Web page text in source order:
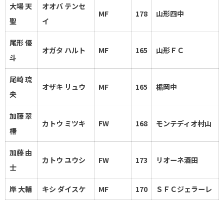
大場 天
聖
オオバ テンセ
イ
MF 178 山形四中
尾形 優
斗
オガタ ハルト MF 165 山形ＦＣ
尾崎 琉
央
オザキ リュウ MF 165 楯岡中
加藤 翠
椿
カトウ ミツキ FW 168 モンテディオ村山
加藤 由
士
カトウ ユウシ FW 173 リオーネ酒田
岸 大輔 キシ ダイスケ MF 170 ＳＦＣジェラーレ